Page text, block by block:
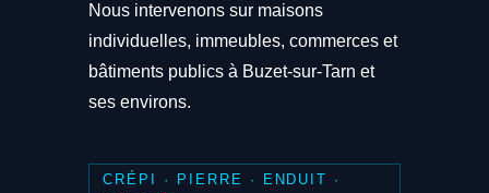
Nous intervenons sur maisons
individuelles, immeubles, commerces et
bâtiments publics à Buzet-sur-Tarn et
ses environs.
CRÉPI · PIERRE · ENDUIT ·